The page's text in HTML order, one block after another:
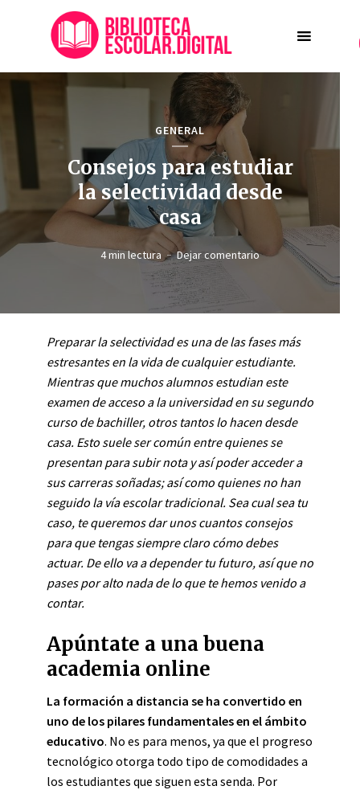
GENERAL
Consejos para estudiar
la selectividad desde
casa
4 min lectura Dejar comentario
Preparar la selectividad es una de las fases más
estresantes en la vida de cualquier estudiante.
Mientras que muchos alumnos estudian este
examen de acceso a la universidad en su segundo
curso de bachiller, otros tantos lo hacen desde
casa. Esto suele ser común entre quienes se
presentan para subir nota y así poder acceder a
sus carreras soñadas; así como quienes no han
seguido la vía escolar tradicional. Sea cual sea tu
caso, te queremos dar unos cuantos consejos
para que tengas siempre claro cómo debes
actuar. De ello va a depender tu futuro, así que no
pases por alto nada de lo que te hemos venido a
contar.
Apúntate a una buena
academia online
La formación a distancia se ha convertido en
uno de los pilares fundamentales en el ámbito
educativo. No es para menos, ya que el progreso
tecnológico otorga todo tipo de comodidades a
los estudiantes que siguen esta senda. Por